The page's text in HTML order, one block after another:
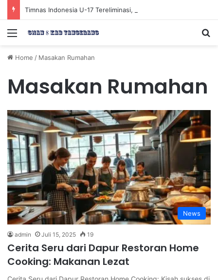
Menu
Home / Masakan Rumahan
Masakan Rumahan
News
admin Juli 15, 2025 19
Cerita Seru dari Dapur Restoran Home
Cooking: Makanan Lezat